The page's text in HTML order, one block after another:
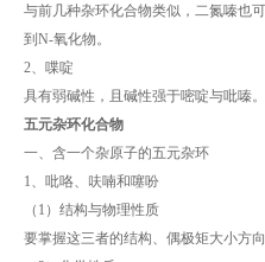
与前几种杂环化合物类似，二氮嗪也
到N-氧化物。
2、喋啶
具有弱碱性，且碱性强于嘧啶与吡嗪。
五元杂环化合物
一、含一个杂原子的五元杂环
1、吡咯、呋喃和噻吩
（1）结构与物理性质
要掌握这三者的结构、偶极矩大小方向